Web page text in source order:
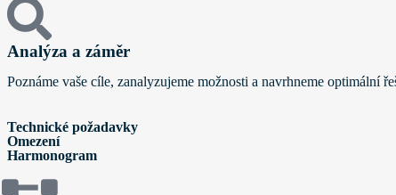
Analýza a záměr
Poznáme vaše cíle, zanalyzujeme možnosti a navrhneme optimální
Technické požadavky
Omezení
Harmonogram